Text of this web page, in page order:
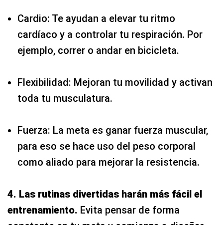
Cardio: Te ayudan a elevar tu ritmo
cardíaco y a controlar tu respiración. Por
ejemplo, correr o andar en bicicleta.
Flexibilidad: Mejoran tu movilidad y activan
toda tu musculatura.
Fuerza: La meta es ganar fuerza muscular,
para eso se hace uso del peso corporal
como aliado para mejorar la resistencia.
4. Las rutinas divertidas harán más fácil el
entrenamiento. Evita pensar de forma